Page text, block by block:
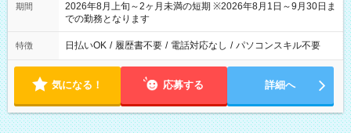
期間
2026年8月上旬～2ヶ月未満の短期 ※2026年8月1日～9月30日ま
での勤務となります
特徴 日払いOK / 履歴書不要 / 電話対応なし / パソコンスキル不要
気になる！ 応募する 詳細へ